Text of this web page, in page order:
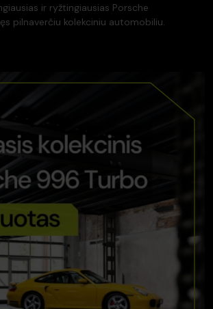
ir ryžtingiausias Porsche
pilnaverčiu kolekciniu automobiliu.